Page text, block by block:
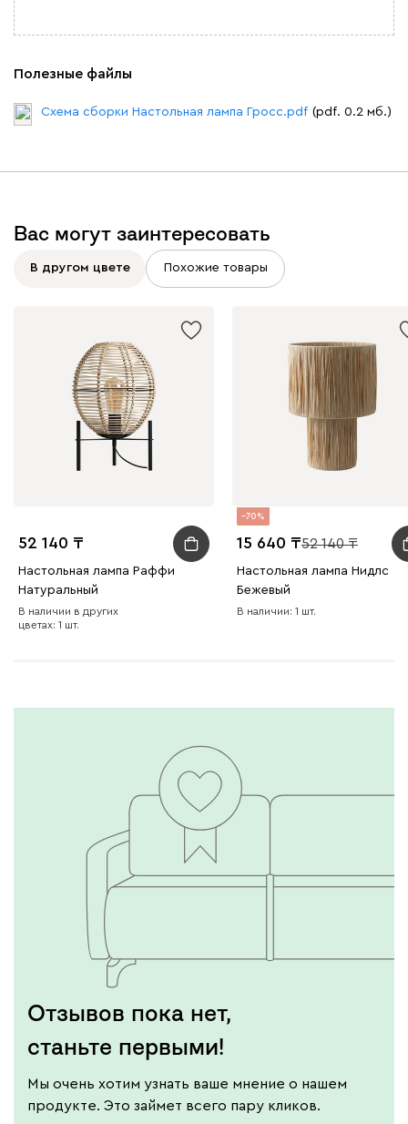
Полезные файлы
Схема сборки Настольная лампа Гросс.pdf (pdf. 0.2 мб.)
Вас могут заинтересовать
В другом цвете Похожие товары
52 140
Настольная лампа Раффи
Натуральный
В наличии в других
цветах: 1 шт.
70
15 640 52 140
Настольная лампа Нидлс
Бежевый
В наличии: 1 шт.
Отзывов пока нет,
станьте первыми!
Мы очень хотим узнать ваше мнение о нашем
продукте. Это займет всего пару кликов.